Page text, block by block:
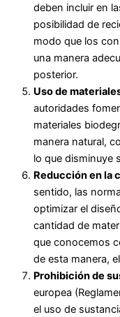
deben incluir en
posibilidad de
modo que los
una manera
posterior.
Uso de
autoridades
materiales
manera natural,
lo que disminuye
Reducción en la
sentido, las
optimizar el
cantidad de
que conocemos
de esta manera,
Prohibición de
europea
el uso de